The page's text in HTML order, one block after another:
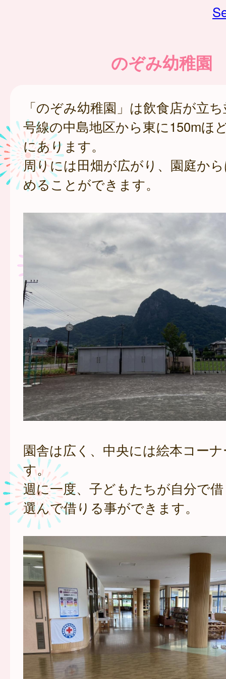
のぞみ幼稚園
「のぞみ幼稚園」は飲食店が立
号線の中島地区から東に150mほ
にあります。
周りには田畑が広がり、園庭か
めることができます。
園舎は広く、中央には絵本コー
す。
週に一度、子どもたちが自分で
選んで借りる事ができます。